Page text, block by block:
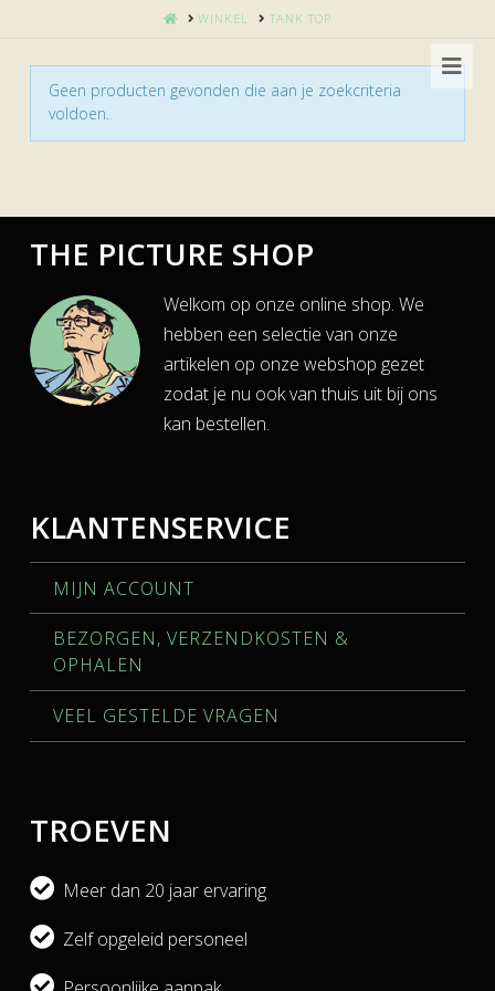
HOMEWINKEL TANK TOP
Geen producten gevonden die aan je zoekcriteria
voldoen.
THE PICTURE SHOP
Welkom op onze online shop. We
hebben een selectie van onze
artikelen op onze webshop gezet
zodat je nu ook van thuis uit bij ons
kan bestellen.
KLANTENSERVICE
MIJN ACCOUNT
BEZORGEN, VERZENDKOSTEN &
OPHALEN
VEEL GESTELDE VRAGEN
TROEVEN
Meer dan 20 jaar ervaring
Zelf opgeleid personeel